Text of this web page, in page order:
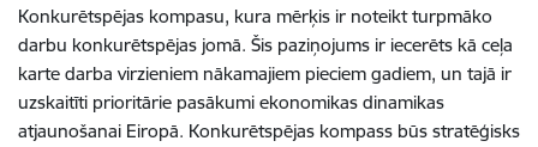
Konkurētspējas kompasu, kura mērķis ir noteiktturpmāko
darbu konkurētspējas jomā. Šis paziņojums ir iecerēts kā ceļa
karte darba virzieniem nākamajiem pieciem gadiem, un tajā ir
uzskaitīti prioritārie pasākumi ekonomikas dinamikas
atjaunošanai Eiropā. Konkurētspējas kompass būs stratēģisks